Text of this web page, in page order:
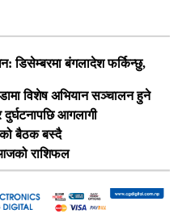
डिसेम्बरमा बंगलादेश फर्किन्छु,
विशेष अभियान सञ्चालन हुने
आगलागी
बैठक बस्दै
राशिफल